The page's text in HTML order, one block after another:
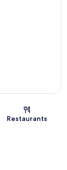
Restaurants